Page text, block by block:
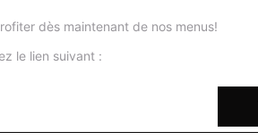
dès maintenant de nos menus!
le lien suivant :